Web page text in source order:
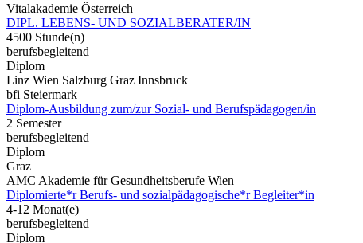
Vitalakademie Österreich
DIPL. LEBENS- UND SOZIALBERATER/IN
4500 Stunde(n)
berufsbegleitend
Diplom
Linz Wien Salzburg Graz Innsbruck
bfi Steiermark
Diplom-Ausbildung zum/zur Sozial- und Berufspädagogen/in
2 Semester
berufsbegleitend
Diplom
Graz
AMC Akademie für Gesundheitsberufe Wien
Diplomierte*r Berufs- und sozialpädagogische*r Begleiter*in
4-12 Monat(e)
berufsbegleitend
Diplom